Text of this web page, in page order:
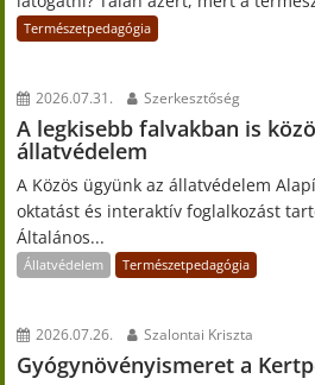
Természetpedagógia
2026.07.31. Szerkesztőség
A legkisebb falvakban is
állatvédelem
A Közös ügyünk az állatvédelem
oktatást és interaktív foglalkozást
Általános...
Állatvédelem Természetpedagógia
2026.07.26. Szalontai Kriszta
Gyógynövényismeret a